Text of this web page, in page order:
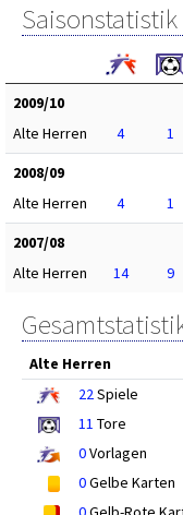
Saisonstatistik
2009/10
Alte Herren
4 1
2008/09
Alte Herren
4 1
2007/08
Alte Herren
14 9
Alte Herren
22Spiele
11 Tore
0Vorlagen
0Gelbe Karten